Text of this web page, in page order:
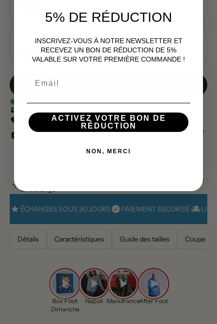
Clément Striano
€49,95€64,95
En stock
Livré entre leet le
Confectionné dans notre atelier parisien
Couple ample. Prendre une taille en dessous pour une coupe
La taille ne convient pas ? Vous avez 30 jours pour demander
un échange
ÉCHANGES SOUS 30 JOURS PAIEMENT SECURISÉ
Détails Caractéristiques Guide des tailles Coupe
Box Foot
Dimanche
Napoli ManufranceAfter Foot
5% DE RÉDUCTION
INSCRIVEZ-VOUS À NOTRE NEWSLETTER ET
RECEVEZ UN BON DE RÉDUCTION DE 5%
VALABLE SUR VOTRE PREMIÈRE COMMANDE !
ACTIVEZ VOTRE BON DE
RÉDUCTION
NON, MERCI